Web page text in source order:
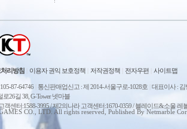
리방침 이용자 권익 보호정책 저작권정책 전자우편 사이트맵
87-64746 통신판매업신고 : 제 2014-서울구로-1028호 대표이사 : 김
26길 38, G-Tower 넷마블
객센터:1588-3995 / 제2의나라 고객센터:1670-0359 / 블레이드&소울
CO., LTD. All rights reserved, Published By Netmarble